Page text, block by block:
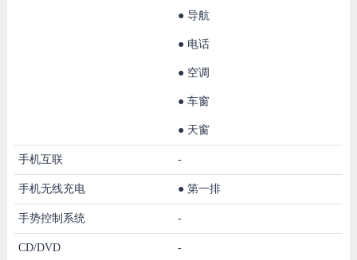
● 导航
● 电话
● 空调
● 车窗
● 天窗
手机互联 -
手机无线充电 ● 第一排
手势控制系统 -
CD/DVD -